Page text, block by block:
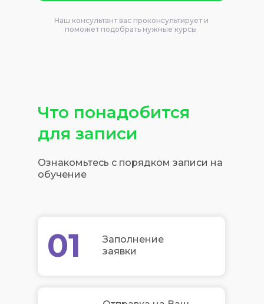
Наш консультант вас проконсультирует и
поможет подобрать нужные курсы
Что понадобится
для записи
Ознакомьтесь с порядком записи на
обучение
01
Заполнение
заявки